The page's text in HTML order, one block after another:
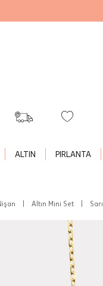
ALTIN PIRLANTA
Altın Mini Set